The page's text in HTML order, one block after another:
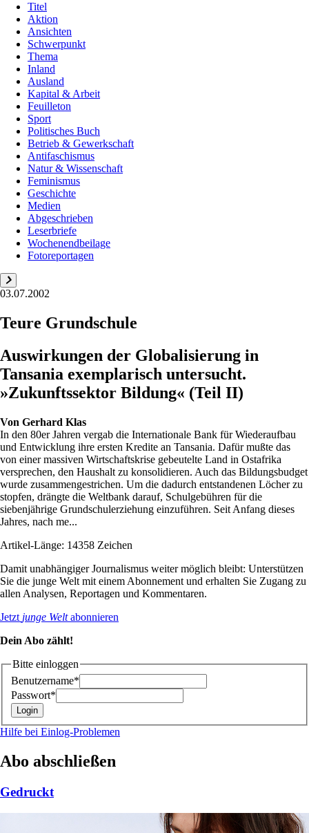
Titel
Aktion
Ansichten
Schwerpunkt
Thema
Inland
Ausland
Kapital & Arbeit
Feuilleton
Sport
Politisches Buch
Betrieb & Gewerkschaft
Antifaschismus
Natur & Wissenschaft
Feminismus
Geschichte
Medien
Abgeschrieben
Leserbriefe
Wochenendbeilage
Fotoreportagen
03.07.2002
Teure Grundschule
Auswirkungen der Globalisierung in
Tansania exemplarisch untersucht.
»Zukunftssektor Bildung« (Teil II)
Von Gerhard Klas
In den 80er Jahren vergab die Internationale Bank für Wiederaufbau
und Entwicklung ihre ersten Kredite an Tansania. Dafür mußte das
von einer massiven Wirtschaftskrise gebeutelte Land in Ostafrika
versprechen, den Haushalt zu konsolidieren. Auch das Bildungsbudget
wurde zusammengestrichen. Um die dadurch entstandenen Löcher zu
stopfen, drängte die Weltbank darauf, Schulgebühren für die
siebenjährige Grundschulerziehung einzuführen. Seit Anfang dieses
Jahres, nach me...
Artikel-Länge: 14358 Zeichen
Damit unabhängiger Journalismus weiter möglich bleibt: Unterstützen
Sie die junge Welt mit einem Abonnement und erhalten Sie Zugang zu
allen Analysen, Reportagen und Kommentaren.
Jetzt junge Weltabonnieren
Dein Abo zählt!
Bitte einloggen
Benutzername*
Passwort*
Hilfe bei Einlog-Problemen
Abo abschließen
Gedruckt